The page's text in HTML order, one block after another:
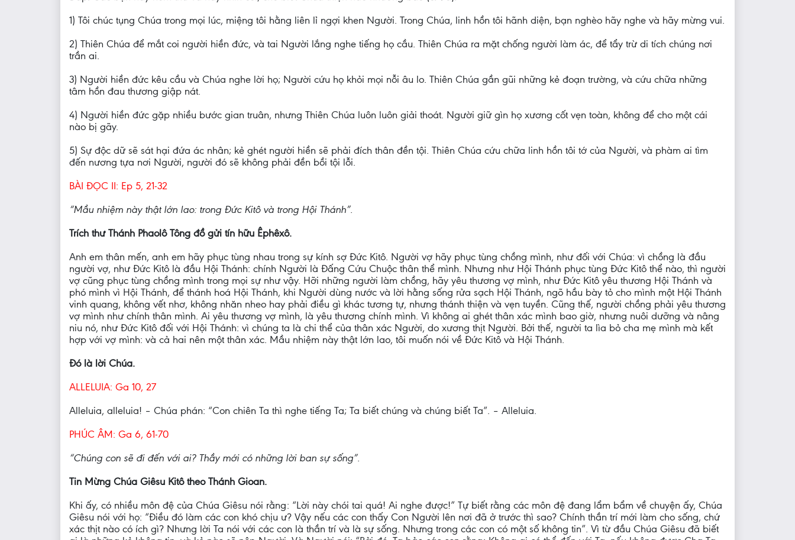
1) Tôi chúc tụng Chúa trong mọi lúc, miệng tôi hằng liên lỉ ngợi khen Người. Trong Chúa, linh hồn tôi hãnh diện, bạn nghèo hãy nghe và hãy mừng vui.
2) Thiên Chúa để mắt coi người hiền đức, và tai Người lắng nghe tiếng họ cầu. Thiên Chúa ra mặt chống người làm ác, để tẩy trừ di tích chúng nơi
trần ai.
3) Người hiền đức kêu cầu và Chúa nghe lời họ; Người cứu họ khỏi mọi nỗi âu lo. Thiên Chúa gần gũi những kẻ đoạn trường, và cứu chữa những
tâm hồn đau thương giập nát.
4) Người hiền đức gặp nhiều bước gian truân, nhưng Thiên Chúa luôn luôn giải thoát. Người giữ gìn họ xương cốt vẹn toàn, không để cho một cái
nào bị gãy.
5) Sự độc dữ sẽ sát hại đứa ác nhân; kẻ ghét người hiền sẽ phải đích thân đền tội. Thiên Chúa cứu chữa linh hồn tôi tớ của Người, và phàm ai tìm
đến nương tựa nơi Người, người đó sẽ không phải đền bồi tội lỗi.
BÀI ĐỌC II: Ep 5, 21-32
“Mầu nhiệm này thật lớn lao: trong Đức Kitô và trong Hội Thánh”.
Trích thư Thánh Phaolô Tông đồ gửi tín hữu Êphêxô.
Anh em thân mến, anh em hãy phục tùng nhau trong sự kính sợ Đức Kitô. Người vợ hãy phục tùng chồng mình, như đối với Chúa: vì chồng là đầu
người vợ, như Đức Kitô là đầu Hội Thánh: chính Người là Đấng Cứu Chuộc thân thể mình. Nhưng như Hội Thánh phục tùng Đức Kitô thể nào, thì người
vợ cũng phục tùng chồng mình trong mọi sự như vậy. Hỡi những người làm chồng, hãy yêu thương vợ mình, như Đức Kitô yêu thương Hội Thánh và
phó mình vì Hội Thánh, để thánh hoá Hội Thánh, khi Người dùng nước và lời hằng sống rửa sạch Hội Thánh, ngõ hầu bày tỏ cho mình một Hội Thánh
vinh quang, không vết nhơ, không nhăn nheo hay phải điều gì khác tương tự, nhưng thánh thiện và vẹn tuyền. Cũng thế, người chồng phải yêu thương
vợ mình như chính thân mình. Ai yêu thương vợ mình, là yêu thương chính mình. Vì không ai ghét thân xác mình bao giờ, nhưng nuôi dưỡng và nâng
niu nó, như Đức Kitô đối với Hội Thánh: vì chúng ta là chi thể của thân xác Người, do xương thịt Người. Bởi thế, người ta lìa bỏ cha mẹ mình mà kết
hợp với vợ mình: và cả hai nên một thân xác. Mầu nhiệm này thật lớn lao, tôi muốn nói về Đức Kitô và Hội Thánh.
Đó là lời Chúa.
ALLELUIA: Ga 10, 27
Alleluia, alleluia! – Chúa phán: “Con chiên Ta thì nghe tiếng Ta; Ta biết chúng và chúng biết Ta”. – Alleluia.
PHÚC ÂM: Ga 6, 61-70
“Chúng con sẽ đi đến với ai? Thầy mới có những lời ban sự sống”.
Tin Mừng Chúa Giêsu Kitô theo Thánh Gioan.
Khi ấy, có nhiều môn đệ của Chúa Giêsu nói rằng: “Lời này chói tai quá! Ai nghe được!” Tự biết rằng các môn đệ đang lẩm bẩm về chuyện ấy, Chúa
Giêsu nói với họ: “Điều đó làm các con khó chịu ư? Vậy nếu các con thấy Con Người lên nơi đã ở trước thì sao? Chính thần trí mới làm cho sống, chứ
xác thịt nào có ích gì? Nhưng lời Ta nói với các con là thần trí và là sự sống. Nhưng trong các con có một số không tin”. Vì từ đầu Chúa Giêsu đã biết